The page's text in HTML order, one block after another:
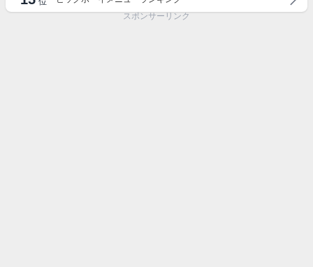
スポンサーリンク